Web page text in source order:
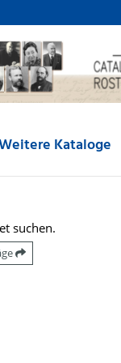
Kataloge
suchen.